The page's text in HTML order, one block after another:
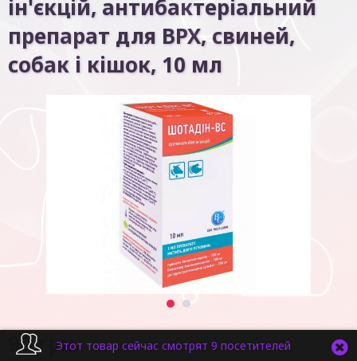
ін'єкцій, антибактеріальний
препарат для ВРХ, свиней,
собак і кішок, 10 мл
1 2
90грн.
Этот товар сейчас смотрят 9 посетителей